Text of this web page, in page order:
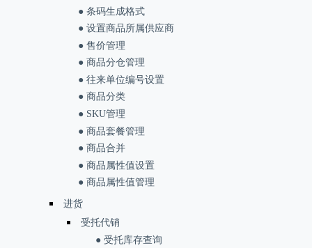
● 条码生成格式
● 设置商品所属供应商
● 售价管理
● 商品分仓管理
● 往来单位编号设置
● 商品分类
● SKU管理
● 商品套餐管理
● 商品合并
● 商品属性值设置
● 商品属性值管理
进货
受托代销
● 受托库存查询